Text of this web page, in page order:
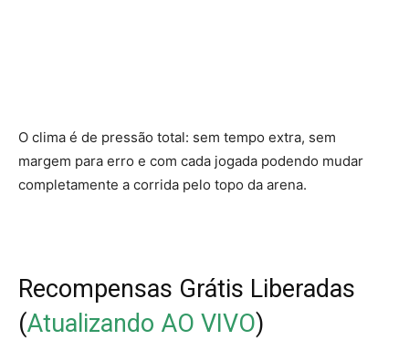
O clima é de pressão total: sem tempo extra, sem
margem para erro e com cada jogada podendo mudar
completamente a corrida pelo topo da arena.
Recompensas Grátis Liberadas
(Atualizando AO VIVO)